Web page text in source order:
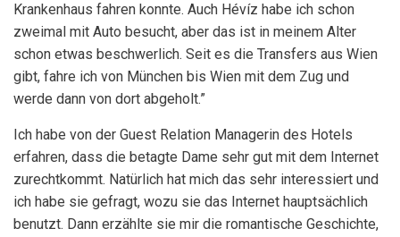
Krankenhaus fahren konnte. Auch Hévíz habe ich schon
zweimal mit Auto besucht, aber das ist in meinem Alter
schon etwas beschwerlich. Seit es die Transfers aus Wien
gibt, fahre ich von München bis Wien mit dem Zug und
werde dann von dort abgeholt.”
Ich habe von der Guest Relation Managerin des Hotels
erfahren, dass die betagte Dame sehr gut mit dem Internet
zurechtkommt. Natürlich hat mich das sehr interessiert und
ich habe sie gefragt, wozu sie das Internet hauptsächlich
benutzt. Dann erzählte sie mir die romantische Geschichte,